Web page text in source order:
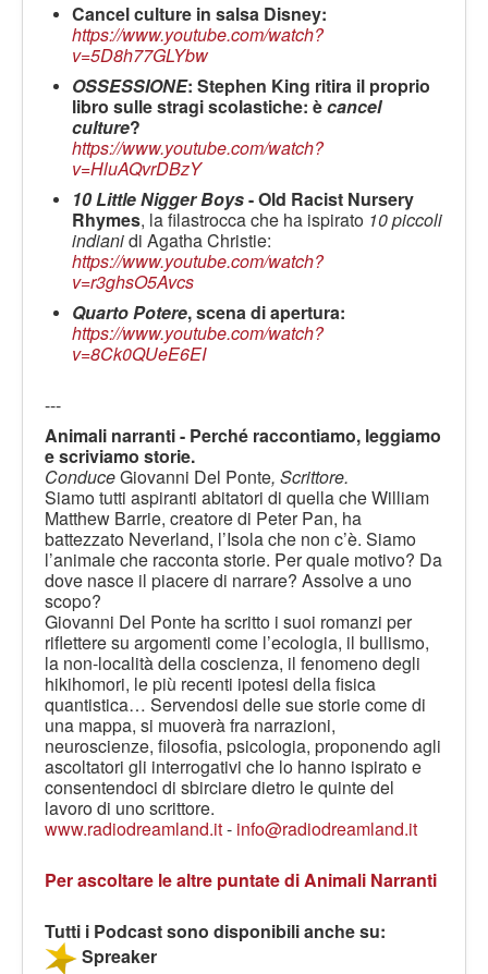
Cancel culture in salsa Disney:
https://www.youtube.com/watch?
v=5D8h77GLYbw
OSSESSIONE: Stephen King ritira il proprio
libro sulle stragi scolastiche: ècancel
culture?
https://www.youtube.com/watch?
v=HluAQvrDBzY
10 Little Nigger Boys- Old Racist Nursery
Rhymes, la filastrocca che ha ispirato 10 piccoli
indianidi Agatha Christie:
https://www.youtube.com/watch?
v=r3ghsO5Avcs
Quarto Potere, scena di apertura:
https://www.youtube.com/watch?
v=8Ck0QUeE6EI
---
Animali narranti - Perché raccontiamo, leggiamo
e scriviamo storie.
ConduceGiovanni Del Ponte, Scrittore.
Siamo tutti aspiranti abitatori di quella che William
Matthew Barrie, creatore di Peter Pan, ha
battezzato Neverland, l’Isola che non c’è. Siamo
l’animale che racconta storie. Per quale motivo? Da
dove nasce il piacere di narrare? Assolve a uno
scopo?
Giovanni Del Ponte ha scritto i suoi romanzi per
riflettere su argomenti come l’ecologia, il bullismo,
la non-località della coscienza, il fenomeno degli
hikihomori, le più recenti ipotesi della fisica
quantistica… Servendosi delle sue storie come di
una mappa, si muoverà fra narrazioni,
neuroscienze, filosofia, psicologia, proponendo agli
ascoltatori gli interrogativi che lo hanno ispirato e
consentendoci di sbirciare dietro le quinte del
lavoro di uno scrittore.
www.radiodreamland.it- info@radiodreamland.it
Per ascoltare le altre puntate di Animali Narranti
Tutti i Podcast sono disponibili anche su:
Spreaker